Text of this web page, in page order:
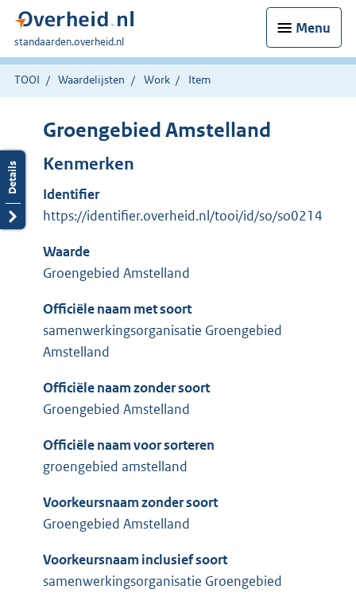
Menu
U
bent
hier:
standaarden.overheid.nl
TOOI Waardelijsten Work Item
Groengebied Amstelland
Kenmerken
Identifier
https://identifier.overheid.nl/tooi/id/so/so0214
Waarde
Groengebied Amstelland
Officiële naam met soort
samenwerkingsorganisatie Groengebied
Amstelland
Officiële naam zonder soort
Groengebied Amstelland
Officiële naam voor sorteren
groengebied amstelland
Voorkeursnaam zonder soort
Groengebied Amstelland
Voorkeursnaam inclusief soort
samenwerkingsorganisatie Groengebied